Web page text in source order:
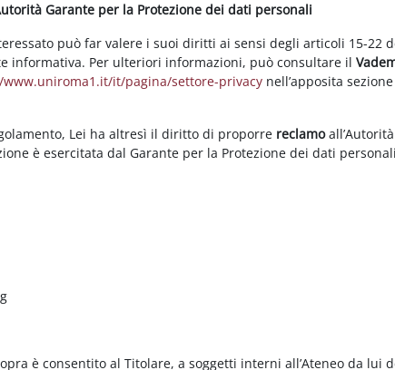
Garante per la Protezione dei dati personali
può far valere i suoi diritti ai sensi degli articoli 15-22
informativa. Per ulteriori informazioni, può consultare il
it/pagina/settore-privacy nell’apposita
Lei ha altresì il diritto di proporre reclamo
è esercitata dal Garante per la Protezione dei dati personali
è consentito al Titolare, a soggetti interni all’Ateneo da lui